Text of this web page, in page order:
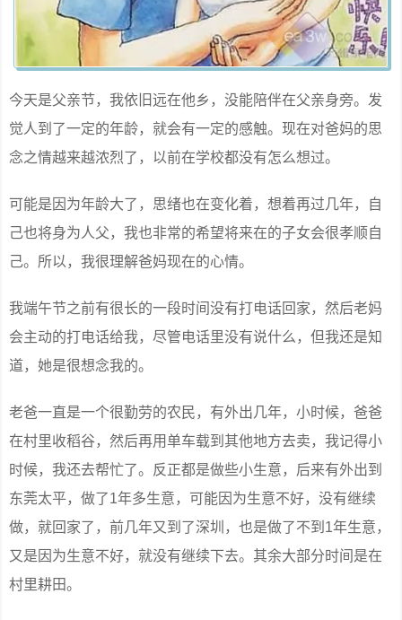
今天是父亲节，我依旧远在他乡，没能陪伴在父亲身旁。发
觉人到了一定的年龄，就会有一定的感触。现在对爸妈的思
念之情越来越浓烈了，以前在学校都没有怎么想过。
可能是因为年龄大了，思绪也在变化着，想着再过几年，自
己也将身为人父，我也非常的希望将来在的子女会很孝顺自
己。所以，我很理解爸妈现在的心情。
我端午节之前有很长的一段时间没有打电话回家，然后老妈
会主动的打电话给我，尽管电话里没有说什么，但我还是知
道，她是很想念我的。
老爸一直是一个很勤劳的农民，有外出几年，小时候，爸爸
在村里收稻谷，然后再用单车载到其他地方去卖，我记得小
时候，我还去帮忙了。反正都是做些小生意，后来有外出到
东莞太平，做了1年多生意，可能因为生意不好，没有继续
做，就回家了，前几年又到了深圳，也是做了不到1年生意，
又是因为生意不好，就没有继续下去。其余大部分时间是在
村里耕田。